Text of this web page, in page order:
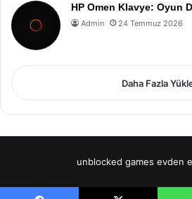
HP Omen Klavye: Oyun
Admin 24 Temmuz 2026
Daha Fazla
unblocked games evden